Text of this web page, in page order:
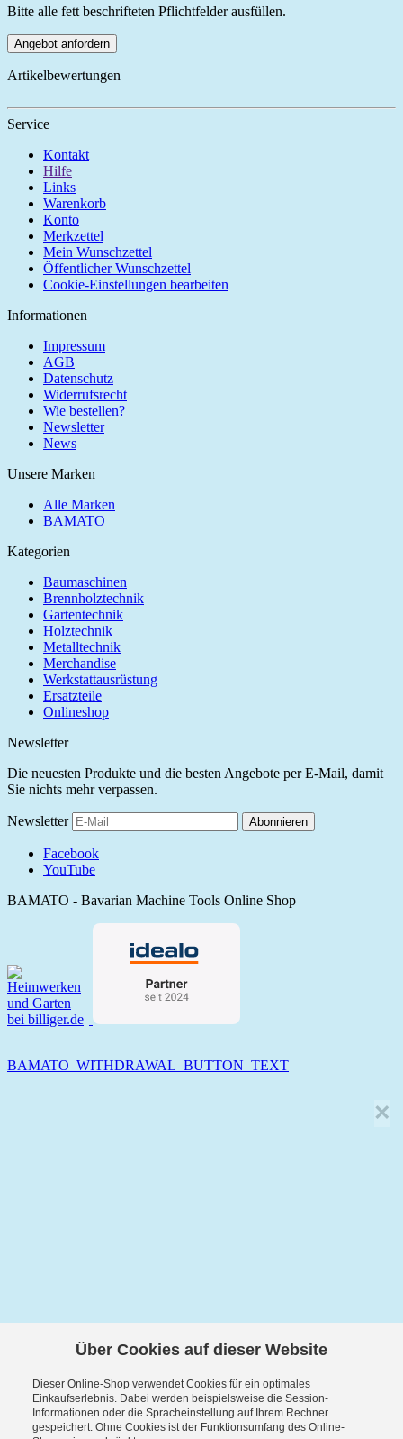
Bitte alle fett beschrifteten Pflichtfelder ausfüllen.
Angebot anfordern
Artikelbewertungen
Service
Kontakt
Hilfe
Links
Warenkorb
Konto
Merkzettel
Mein Wunschzettel
Öffentlicher Wunschzettel
Cookie-Einstellungen bearbeiten
Informationen
Impressum
AGB
Datenschutz
Widerrufsrecht
Wie bestellen?
Newsletter
News
Unsere Marken
Alle Marken
BAMATO
Kategorien
Baumaschinen
Brennholztechnik
Gartentechnik
Holztechnik
Metalltechnik
Merchandise
Werkstattausrüstung
Ersatzteile
Onlineshop
Newsletter
Die neuesten Produkte und die besten Angebote per E-Mail, damit
Sie nichts mehr verpassen.
Newsletter Abonnieren
Facebook
YouTube
BAMATO - Bavarian Machine Tools Online Shop
BAMATO_WITHDRAWAL_BUTTON_TEXT
×
Über Cookies auf dieser Website
Dieser Online-Shop verwendet Cookies für ein optimales
Einkaufserlebnis. Dabei werden beispielsweise die Session-
Informationen oder die Spracheinstellung auf Ihrem Rechner
gespeichert. Ohne Cookies ist der Funktionsumfang des Online-